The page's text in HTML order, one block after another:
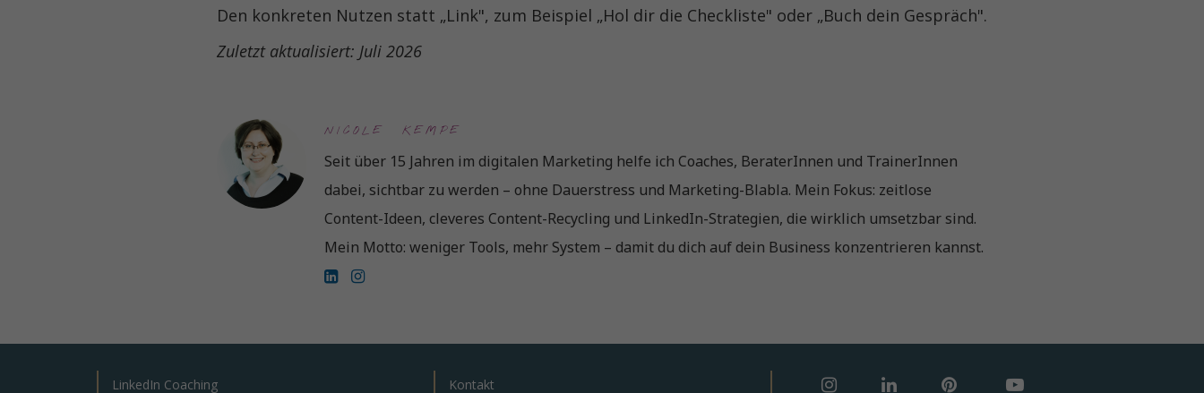
Den konkreten Nutzen statt „Link", zum Beispiel „Hol dir die Checkliste" oder „Buch dein Gespräch".
Zuletzt aktualisiert: Juli 2026
NICOLE  KEMPE
Seit über 15 Jahren im digitalen Marketing helfe ich Coaches, BeraterInnen und TrainerInnen
dabei, sichtbar zu werden – ohne Dauerstress und Marketing-Blabla. Mein Fokus: zeitlose
Content-Ideen, cleveres Content-Recycling und LinkedIn-Strategien, die wirklich umsetzbar sind.
Mein Motto: weniger Tools, mehr System – damit du dich auf dein Business konzentrieren kannst.
LinkedIn Coaching Kontakt